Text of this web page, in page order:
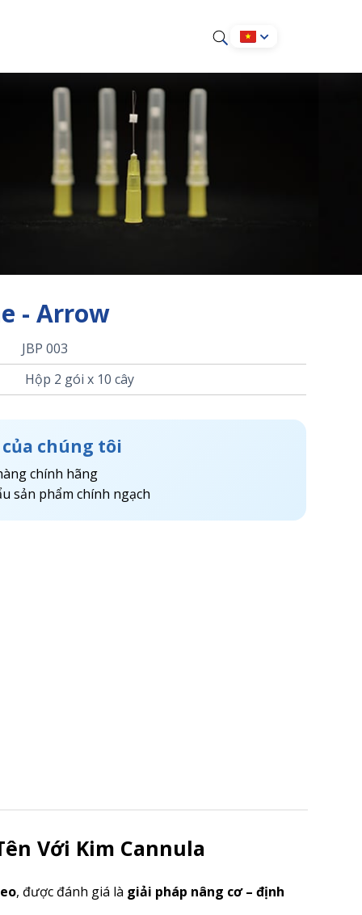
- Arrow
JBP 003
Hộp 2 gói x 10 cây
của chúng tôi
chính hãng
sản phẩm chính ngạch
Với Kim Cannula
, được đánh giá là giải pháp nâng cơ – định